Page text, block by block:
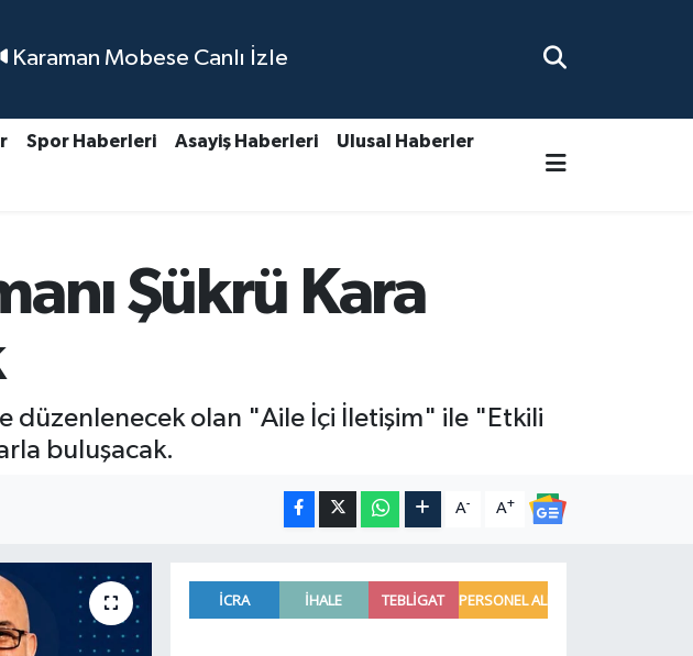
Karaman Mobese Canlı İzle
Spor Haberleri Asayiş Haberleri Ulusal Haberler
Şükrü Kara
düzenlenecek olan "Aile İçi İletişim" ile "Etkili
buluşacak.
A- A+